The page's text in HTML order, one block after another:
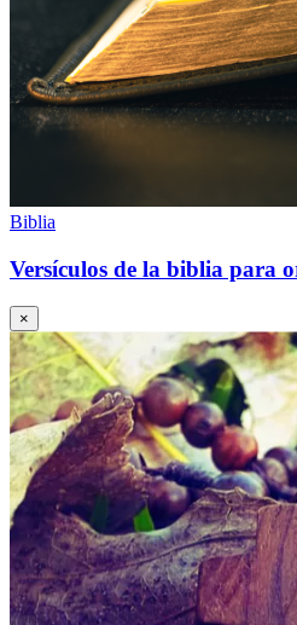
Biblia
Versículos de la biblia para
×